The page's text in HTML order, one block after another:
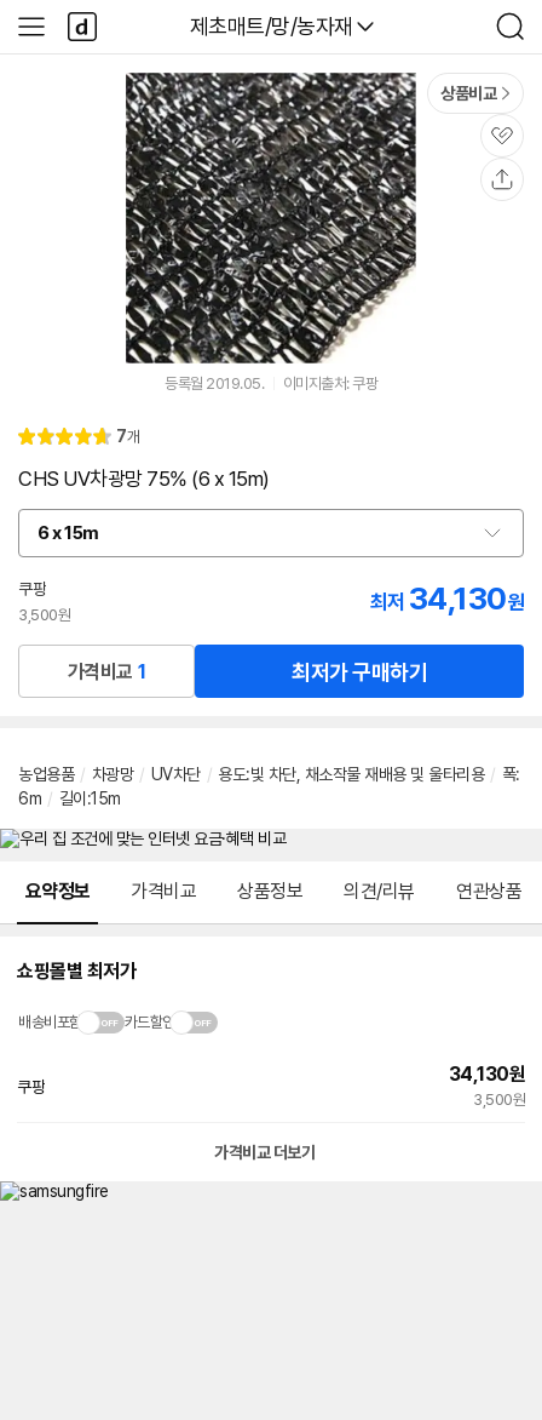
다나와
제초매트/망/농자재
검
색
사
이
다
나
와
상품비교
관
심
등록월 2019.05. 이미지출처: 쿠팡
별
4.
리
7개
CHS UV차광망 75% (6 x 15m)
6 x 15m
옵
션
선
택
쿠팡
3,500원
최저 34,130원
가격비교 1 최저가 구매하기
농업용품 / 차광망 / UV차단 / 용도:빛 차단, 채소작물 재배용 및 울타리용 / 폭:
6m / 길이:15m
요약정보 가격비교 상품정보 의견/리뷰 연관상품
쇼핑몰별 최저가
배송비포함 카드할인
쿠팡
34,130원
3,500원
가격비교 더보기